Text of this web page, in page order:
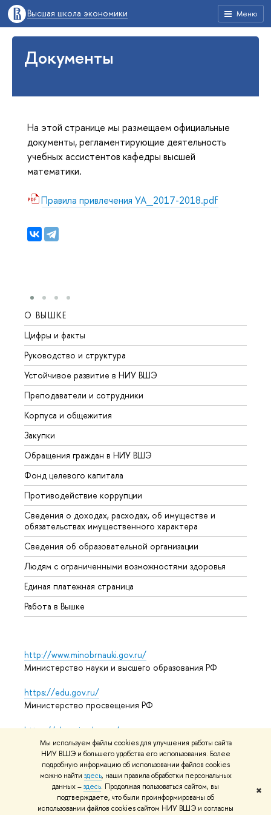
Мы используем файлы cookies для улучшения работы сайта
НИУ ВШЭ и большего удобства его использования. Более
подробную информацию об использовании файлов cookies
можно найти здесь, наши правила обработки персональных
данных –здесь. Продолжая пользоваться сайтом, вы
подтверждаете, что были проинформированы об
использовании файлов cookies сайтом НИУ ВШЭ и согласны
✖
Меню
Высшая школа экономики
Документы
На этой странице мы размещаем официальные
документы, регламентирующие деятельность
учебных ассистентов кафедры высшей
математики.
Правила привлечения УА_2017-2018.pdf
О ВЫШКЕ
Цифры и факты
Руководство и структура
Устойчивое развитие в НИУ ВШЭ
Преподаватели и сотрудники
Корпуса и общежития
Закупки
Обращения граждан в НИУ ВШЭ
Фонд целевого капитала
Противодействие коррупции
Сведения о доходах, расходах, об имуществе и
обязательствах имущественного характера
Сведения об образовательной организации
Людям с ограниченными возможностями здоровья
Единая платежная страница
Работа в Вышке
http://www.minobrnauki.gov.ru/
Министерство науки и высшего образования РФ
https://edu.gov.ru/
Министерство просвещения РФ
https://elearning.hse.ru/mooc
Массовые открытые онлайн-курсы
© НИУ ВШЭ 1993–2026 Адреса и контактыУсловия
использования материаловПолитика конфиденциальности
Карта сайта